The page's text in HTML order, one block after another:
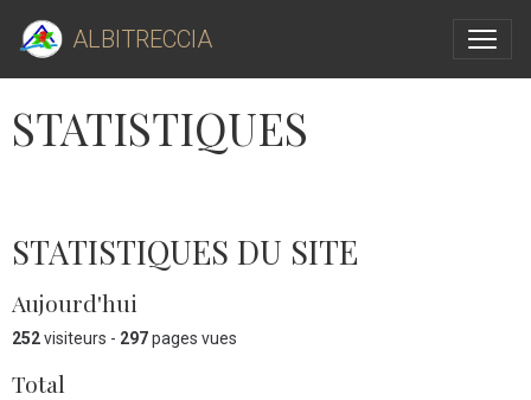
ALBITRECCIA
STATISTIQUES
STATISTIQUES DU SITE
Aujourd'hui
252visiteurs - 297pages vues
Total